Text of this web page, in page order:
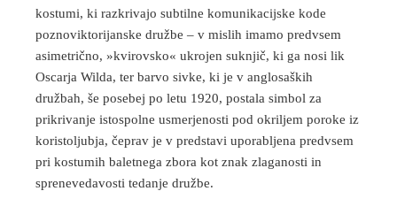
kostumi, ki razkrivajo subtilne komunikacijske kode
poznoviktorijanske družbe – v mislih imamo predvsem
asimetrično, »kvirovsko« ukrojen suknjič, ki ga nosi lik
Oscarja Wilda, ter barvo sivke, ki je v anglosaških
družbah, še posebej po letu 1920, postala simbol za
prikrivanje istospolne usmerjenosti pod okriljem poroke iz
koristoljubja, čeprav je v predstavi uporabljena predvsem
pri kostumih baletnega zbora kot znak zlaganosti in
sprenevedavosti tedanje družbe.